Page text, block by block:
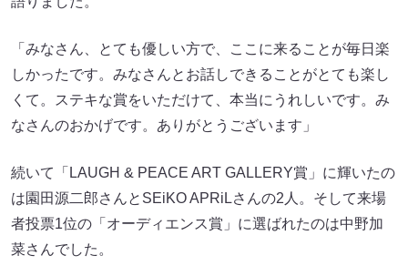
「みなさん、とても優しい方で、ここに来ることが毎日楽
しかったです。みなさんとお話しできることがとても楽し
くて。ステキな賞をいただけて、本当にうれしいです。み
なさんのおかげです。ありがとうございます」
続いて「LAUGH & PEACE ART GALLERY賞」に輝いたの
は園田源二郎さんとSEiKO APRiLさんの2人。そして来場
者投票1位の「オーディエンス賞」に選ばれたのは中野加
菜さんでした。